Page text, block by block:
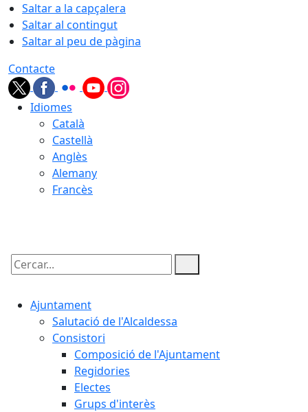
Saltar a la capçalera
Saltar al contingut
Saltar al peu de pàgina
Contacte
Idiomes
Català
Castellà
Anglès
Alemany
Francès
Cercar:
Ajuntament
Salutació de l'Alcaldessa
Consistori
Composició de l'Ajuntament
Regidories
Electes
Grups d'interès